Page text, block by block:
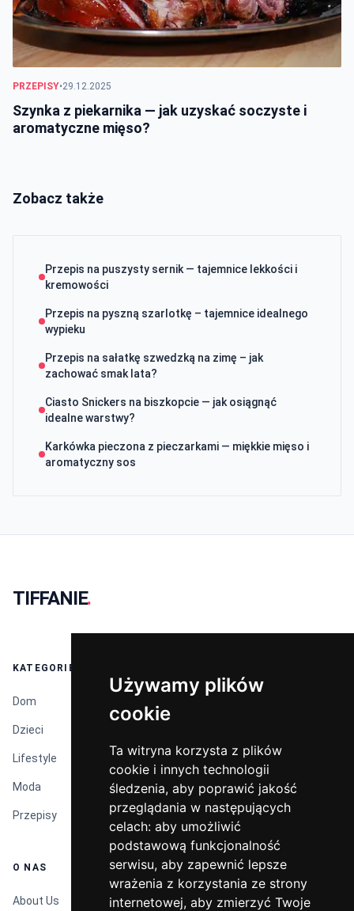
Używamy plików
cookie
Ta witryna korzysta z plików
cookie i innych technologii
śledzenia, aby poprawić jakość
przeglądania w następujących
celach: aby umożliwić
podstawową funkcjonalność
serwisu, aby zapewnić lepsze
wrażenia z korzystania ze strony
internetowej, aby zmierzyć Twoje
Używamy plików
cookie
Ta witryna korzysta z plików
cookie i innych technologii
śledzenia, aby poprawić jakość
przeglądania w następujących
celach: aby umożliwić
podstawową funkcjonalność
serwisu, aby zapewnić lepsze
wrażenia z korzystania ze strony
internetowej, aby zmierzyć Twoje
PRZEPISY•29.12.2025
Szynka z piekarnika — jak uzyskać soczyste i
aromatyczne mięso?
Zobacz także
Przepis na puszysty sernik — tajemnice lekkości i
kremowości
Przepis na pyszną szarlotkę – tajemnice idealnego
wypieku
Przepis na sałatkę szwedzką na zimę – jak
zachować smak lata?
Ciasto Snickers na biszkopcie — jak osiągnąć
idealne warstwy?
Karkówka pieczona z pieczarkami — miękkie mięso i
aromatyczny sos
TIFFANIE.
KATEGORIE
Dom
Dzieci
Lifestyle
Moda
Przepisy
O NAS
About Us